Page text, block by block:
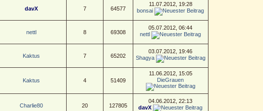
davX 7 64577
11.07.2012, 19:28
bonsai
nettl 8 69308
05.07.2012, 06:44
nettl
Kaktus 7 65202
03.07.2012, 19:46
Shagya
Kaktus 4 51409
11.06.2012, 15:05
DieGrauen
Charlie80 20 127805
04.06.2012, 22:13
davX